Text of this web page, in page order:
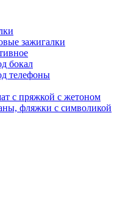
зажигалки
бокал
телефоны
с пряжкой с жетоном
фляжки с символикой